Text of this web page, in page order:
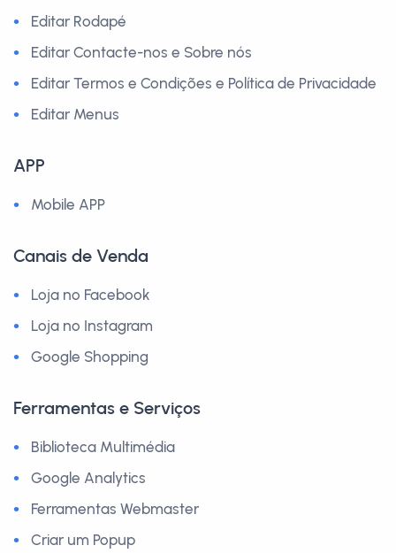
Editar Rodapé
Editar Contacte-nos e Sobre nós
Editar Termos e Condições e Política de Privacidade
Editar Menus
APP
Mobile APP
Canais de Venda
Loja no Facebook
Loja no Instagram
Google Shopping
Ferramentas e Serviços
Biblioteca Multimédia
Google Analytics
Ferramentas Webmaster
Criar um Popup